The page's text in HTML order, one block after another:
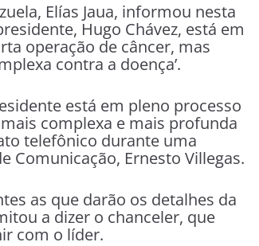
Elías Jaua, informou nesta
Hugo Chávez, está em
operação de câncer, mas
contra a doença’.
está em pleno processo
complexa e mais profunda
telefônico durante uma
Comunicação, Ernesto Villegas.
as que darão os detalhes da
a dizer o chanceler, que
com o líder.